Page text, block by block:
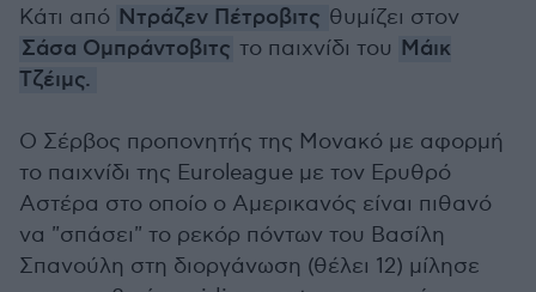
Κάτι από Ντράζεν Πέτροβιτς θυμίζει στον
Σάσα Ομπράντοβιτς το παιχνίδι του Μάικ
Τζέιμς.
Ο Σέρβος προπονητής της Μονακό με αφορμή
το παιχνίδι της Euroleague με τον Ερυθρό
Αστέρα στο οποίο ο Αμερικανός είναι πιθανό
να "σπάσει" το ρεκόρ πόντων του Βασίλη
Σπανούλη στη διοργάνωση (θέλει 12) μίλησε